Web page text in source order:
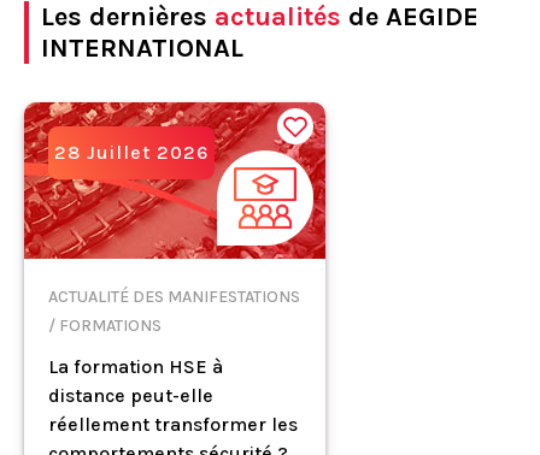
Les dernières actualités de AEGIDE
INTERNATIONAL
28 Juillet 2026
ACTUALITÉ DES MANIFESTATIONS
/ FORMATIONS
La formation HSE à
distance peut-elle
réellement transformer les